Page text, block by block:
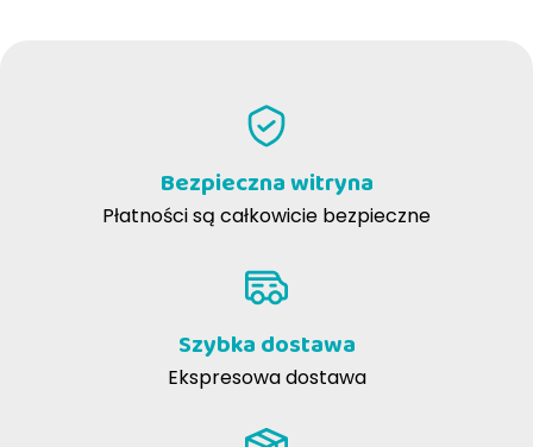
Bezpieczna witryna
Płatności są całkowicie bezpieczne
Szybka dostawa
Ekspresowa dostawa